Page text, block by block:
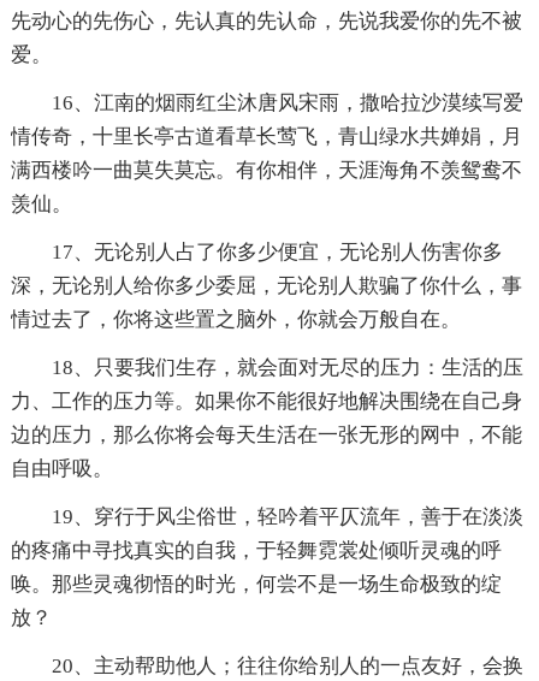
先动心的先伤心，先认真的先认命，先说我爱你的先不被
爱。
16、江南的烟雨红尘沐唐风宋雨，撒哈拉沙漠续写爱
情传奇，十里长亭古道看草长莺飞，青山绿水共婵娟，月
满西楼吟一曲莫失莫忘。有你相伴，天涯海角不羡鸳鸯不
羡仙。
17、无论别人占了你多少便宜，无论别人伤害你多
深，无论别人给你多少委屈，无论别人欺骗了你什么，事
情过去了，你将这些置之脑外，你就会万般自在。
18、只要我们生存，就会面对无尽的压力：生活的压
力、工作的压力等。如果你不能很好地解决围绕在自己身
边的压力，那么你将会每天生活在一张无形的网中，不能
自由呼吸。
19、穿行于风尘俗世，轻吟着平仄流年，善于在淡淡
的疼痛中寻找真实的自我，于轻舞霓裳处倾听灵魂的呼
唤。那些灵魂彻悟的时光，何尝不是一场生命极致的绽
放？
20、主动帮助他人；往往你给别人的一点友好，会换